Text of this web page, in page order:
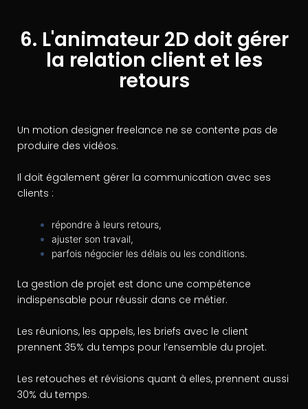
6. L'animateur 2D doit gérer
la relation client et les
retours
Un motion designer freelance ne se contente pas de
produire des vidéos.
Il doit également gérer la communication avec ses
clients :
répondre à leurs retours,
ajuster son travail,
parfois négocier les délais ou les conditions.
La gestion de projet est donc une compétence
indispensable pour réussir dans ce métier.
Les réunions, les appels, les briefs avec le client
prennent 35% du temps pour l’ensemble du projet.
Les retouches et révisions quant à elles, prennent aussi
30% du temps.